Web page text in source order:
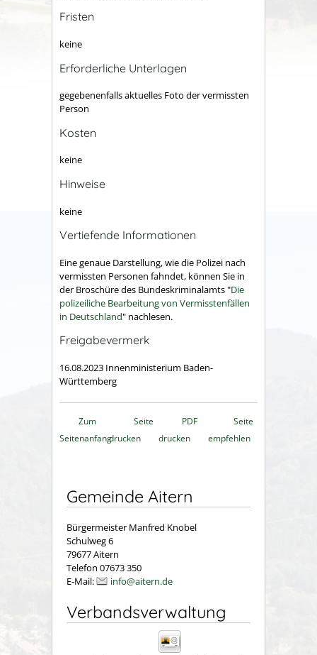
Fristen
keine
Erforderliche Unterlagen
gegebenenfalls aktuelles Foto der vermissten
Person
Kosten
keine
Hinweise
keine
Vertiefende Informationen
Eine genaue Darstellung, wie die Polizei nach
vermissten Personen fahndet, können Sie in
der Broschüre des Bundeskriminalamts "Die
polizeiliche Bearbeitung von Vermisstenfällen
in Deutschland" nachlesen.
Freigabevermerk
16.08.2023 Innenministerium Baden-
Württemberg
Zum
Seitenanfang
Seite
drucken
PDF
drucken
Seite
empfehlen
Gemeinde Aitern
Bürgermeister Manfred Knobel
Schulweg 6
79677 Aitern
Telefon 07673 350
E-Mail:
info@aitern.de
Verbandsverwaltung